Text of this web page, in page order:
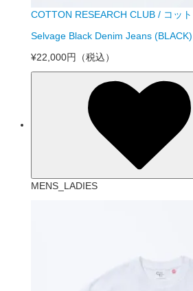
COTTON RESEARCH CLUB / コッ
Selvage Black Denim Jeans (BLACK)
¥22,000円
（税込）
MENS_LADIES